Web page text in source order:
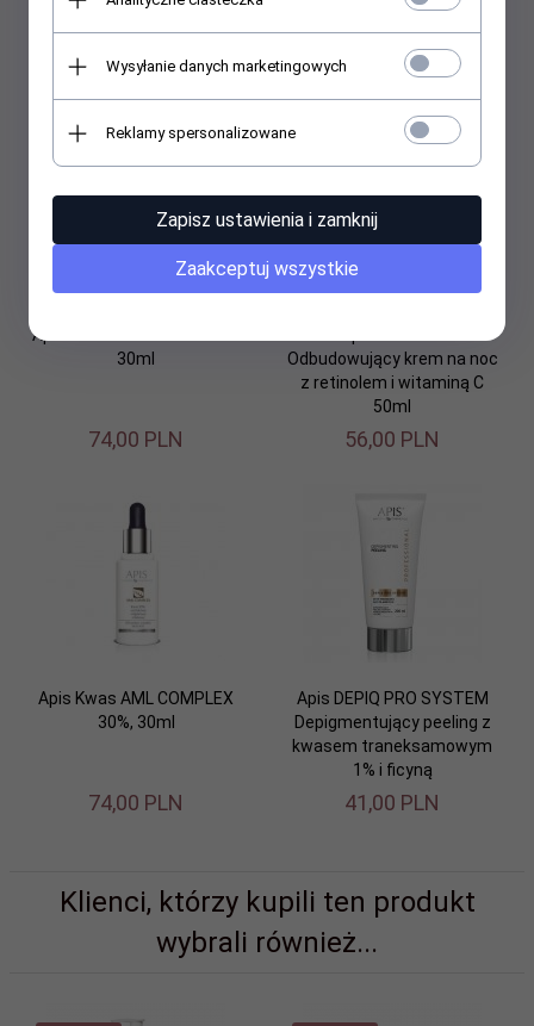
61,00PLN 43, PLN
Apis Kwas GLIKOLOWY 50%
30ml
74,00 PLN
Odbudowujący krem na noc
z retinolem i witaminą C
50ml
56,00 PLN
Apis Kwas AML COMPLEX
30%, 30ml
74,00 PLN
Apis DEPIQ PRO SYSTEM
Depigmentujący peeling z
kwasem traneksamowym
1% i ficyną
41,00 PLN
Klienci, którzy kupili ten produkt
wybrali również...
Wysyłanie danych marketingowych
Reklamy spersonalizowane
Zapisz ustawienia i zamknij
Zaakceptuj wszystkie